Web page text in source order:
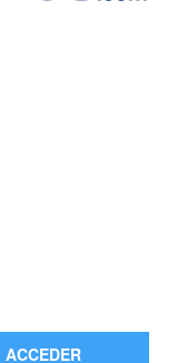
ACCEDER